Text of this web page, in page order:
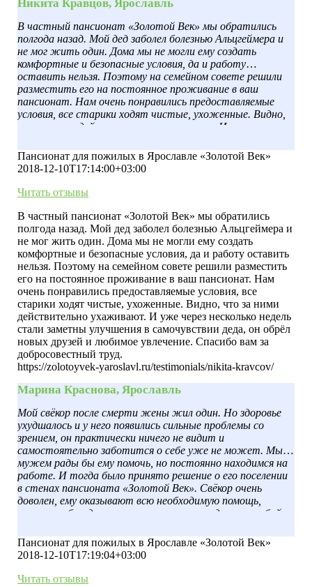
Никита Кравцов, Ярославль
В частный пансионат «Золотой Век» мы обратились
полгода назад. Мой дед заболел болезнью Альцгеймера и
не мог жить один. Дома мы не могли ему создать
комфортные и безопасные условия, да и работу
оставить нельзя. Поэтому на семейном совете решили
разместить его на постоянное проживание в ваш
пансионат. Нам очень понравились предоставляемые
условия, все старики ходят чистые, ухоженные. Видно,
что за ними действительно ухаживают. И уже через
самочувствии деда, он обрёл новых друзей и любимое
увлечение. Спасибо вам за добросовестный труд.
Пансионат для пожилых в Ярославле «Золотой Век»
2018-12-10T17:14:00+03:00
Читать отзывы
В частный пансионат «Золотой Век» мы обратились
полгода назад. Мой дед заболел болезнью Альцгеймера и
не мог жить один. Дома мы не могли ему создать
комфортные и безопасные условия, да и работу оставить
нельзя. Поэтому на семейном совете решили разместить
его на постоянное проживание в ваш пансионат. Нам
очень понравились предоставляемые условия, все
старики ходят чистые, ухоженные. Видно, что за ними
действительно ухаживают. И уже через несколько недель
стали заметны улучшения в самочувствии деда, он обрёл
новых друзей и любимое увлечение. Спасибо вам за
добросовестный труд.
https://zolotoyvek-yaroslavl.ru/testimonials/nikita-kravcov/
Марина Краснова, Ярославль
Мой свёкор после смерти жены жил один. Но здоровье
ухудшалось и у него появились сильные проблемы со
зрением, он практически ничего не видит и
самостоятельно заботится о себе уже не может. Мы с
мужем рады бы ему помочь, но постоянно находимся на
работе. И тогда было принято решение о его поселении
в стенах пансионата «Золотой Век». Свёкор очень
доволен, ему оказывают всю необходимую помощь,
внимание, беседуют с ним, помогают следить за собой.
удобство посещения. Каждые выходные мы обязательно
приезжаем увидеться и замечаем, в каком хорошем
Пансионат для пожилых в Ярославле «Золотой Век»
2018-12-10T17:19:04+03:00
Читать отзывы